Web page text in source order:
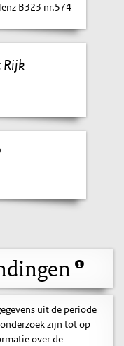
B323 nr.574
Rijk
uit de periode
zijn tot op
over de